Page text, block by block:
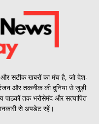
सटीक खबरों का मंच है, जो देश-
और तकनीक की दुनिया से जुड़ी
पाठकों तक भरोसेमंद और सत्यापित
से अपडेट रहें।